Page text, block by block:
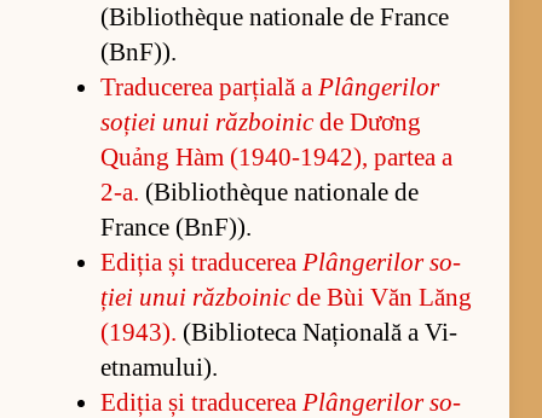
(Bi­bli­othèque na­tio­nale de France
(BnF)).
Tra­du­ce­rea par­ți­ală a Plân­ge­ri­lor
so­ției unui răz­bo­i­nicde Dương
Quảng Hàm (1940-1942), par­tea a
2-a. (Bi­bli­othèque na­tio­nale de
France (BnF)).
Edi­ția și tra­du­ce­rea Plân­ge­ri­lor so­
ției unui răz­bo­i­nicde Bùi Văn Lăng
(1943). (Bi­bli­o­teca Na­țio­nală a Vi­
et­na­mu­lui).
Edi­ția și tra­du­ce­rea Plân­ge­ri­lor so­